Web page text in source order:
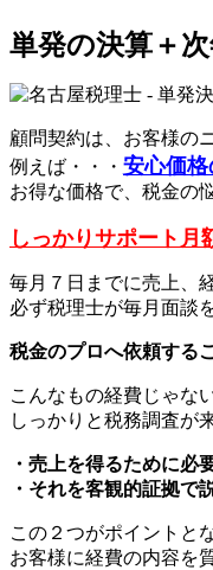
単発の決算＋
顧問契約は、お客様の
例えば・・・ 安心価格
お得な価格で、税金の
しっかりサポート
毎月７日までに売上、
必ず税理士が毎月面談
税金のプロへ依頼する
こんなもの経費じゃな
しっかりと税務調査が
・売上を得るために必
・それを客観的証拠で
この２つがポイントと
お客様に経費の内容を